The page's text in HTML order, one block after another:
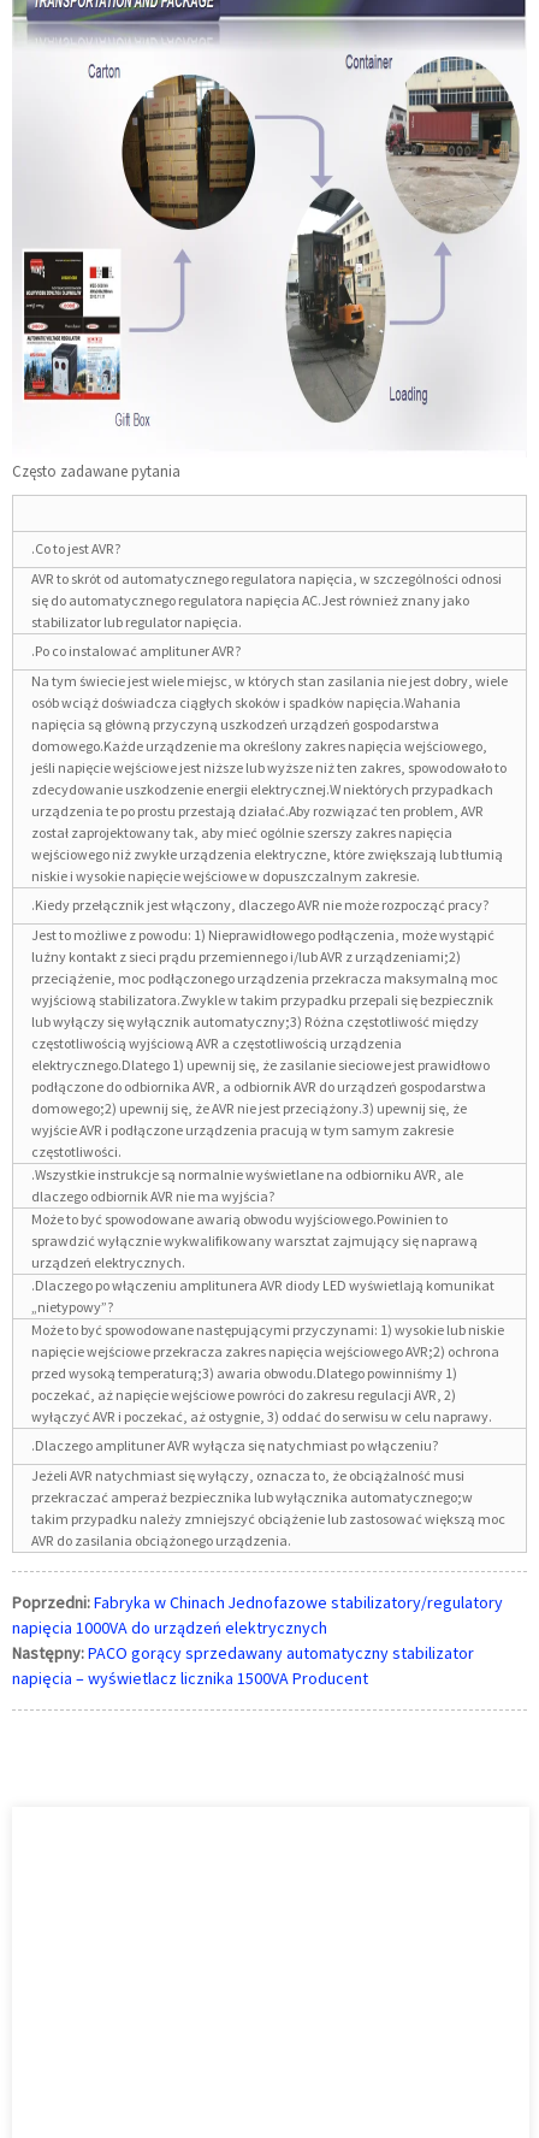
Często zadawane pytania
.Co to jest AVR?
AVR to skrót od automatycznego regulatora napięcia, w szczególności odnosi
się do automatycznego regulatora napięcia AC.Jest również znany jako
stabilizator lub regulator napięcia.
.Po co instalować amplituner AVR?
Na tym świecie jest wiele miejsc, w których stan zasilania nie jest dobry, wiele
osób wciąż doświadcza ciągłych skoków i spadków napięcia.Wahania
napięcia są główną przyczyną uszkodzeń urządzeń gospodarstwa
domowego.Każde urządzenie ma określony zakres napięcia wejściowego,
jeśli napięcie wejściowe jest niższe lub wyższe niż ten zakres, spowodowało to
zdecydowanie uszkodzenie energii elektrycznej.W niektórych przypadkach
urządzenia te po prostu przestają działać.Aby rozwiązać ten problem, AVR
został zaprojektowany tak, aby mieć ogólnie szerszy zakres napięcia
wejściowego niż zwykłe urządzenia elektryczne, które zwiększają lub tłumią
niskie i wysokie napięcie wejściowe w dopuszczalnym zakresie.
.Kiedy przełącznik jest włączony, dlaczego AVR nie może rozpocząć pracy?
Jest to możliwe z powodu: 1) Nieprawidłowego podłączenia, może wystąpić
luźny kontakt z sieci prądu przemiennego i/lub AVR z urządzeniami;2)
przeciążenie, moc podłączonego urządzenia przekracza maksymalną moc
wyjściową stabilizatora.Zwykle w takim przypadku przepali się bezpiecznik
lub wyłączy się wyłącznik automatyczny;3) Różna częstotliwość między
częstotliwością wyjściową AVR a częstotliwością urządzenia
elektrycznego.Dlatego 1) upewnij się, że zasilanie sieciowe jest prawidłowo
podłączone do odbiornika AVR, a odbiornik AVR do urządzeń gospodarstwa
domowego;2) upewnij się, że AVR nie jest przeciążony.3) upewnij się, że
wyjście AVR i podłączone urządzenia pracują w tym samym zakresie
częstotliwości.
.Wszystkie instrukcje są normalnie wyświetlane na odbiorniku AVR, ale
dlaczego odbiornik AVR nie ma wyjścia?
Może to być spowodowane awarią obwodu wyjściowego.Powinien to
sprawdzić wyłącznie wykwalifikowany warsztat zajmujący się naprawą
urządzeń elektrycznych.
.Dlaczego po włączeniu amplitunera AVR diody LED wyświetlają komunikat
„nietypowy”?
Może to być spowodowane następującymi przyczynami: 1) wysokie lub niskie
napięcie wejściowe przekracza zakres napięcia wejściowego AVR;2) ochrona
przed wysoką temperaturą;3) awaria obwodu.Dlatego powinniśmy 1)
poczekać, aż napięcie wejściowe powróci do zakresu regulacji AVR, 2)
wyłączyć AVR i poczekać, aż ostygnie, 3) oddać do serwisu w celu naprawy.
.Dlaczego amplituner AVR wyłącza się natychmiast po włączeniu?
Jeżeli AVR natychmiast się wyłączy, oznacza to, że obciążalność musi
przekraczać amperaż bezpiecznika lub wyłącznika automatycznego;w
takim przypadku należy zmniejszyć obciążenie lub zastosować większą moc
AVR do zasilania obciążonego urządzenia.
Poprzedni:Fabryka w Chinach Jednofazowe stabilizatory/regulatory
napięcia 1000VA do urządzeń elektrycznych
Następny:PACO gorący sprzedawany automatyczny stabilizator
napięcia – wyświetlacz licznika 1500VA Producent